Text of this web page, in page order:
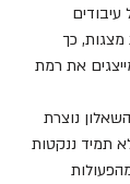
מצגות, כך
את רמת
נוצרת
תמיד ננקטות